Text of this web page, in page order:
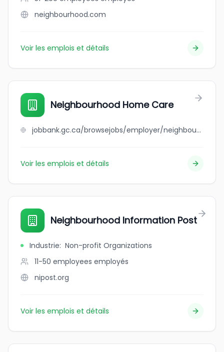
neighbourhood.com
Voir les emplois et détails
Neighbourhood Home Care
jobbank.gc.ca/browsejobs/employer/neighbourhood+home+care/ca
Voir les emplois et détails
Neighbourhood Information Post
Industrie: Non-profit Organizations
11-50 employees employés
nipost.org
Voir les emplois et détails